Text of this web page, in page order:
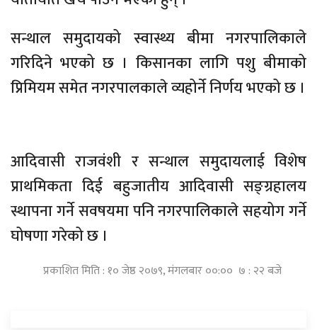
सन्थाल समुदायको स्वास्थ्य बीमा नगरपालिकाले
गरिदिने भएको छ । किसानका लागि पशु बीमाको
प्रिमियम समेत नगरपालकाले व्यहोर्ने निर्णय भएको छ ।
आदिवासी राजवंशी र सन्थाल समुदायलाई विशेष
प्राथमिकता दिई बहुजातीय आदिवासी सङ्ग्रहालय
स्थापना गर्ने सवषयमा पनि नगरपालिकाले सहयोग गर्ने
घोषणा गरेको छ ।
प्रकाशित मिति : १० जेष्ठ २०७९, मंगलबार ००:०० ७ : २२ बजे